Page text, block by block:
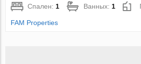
Спален:1 Ванных:1
FAM Properties